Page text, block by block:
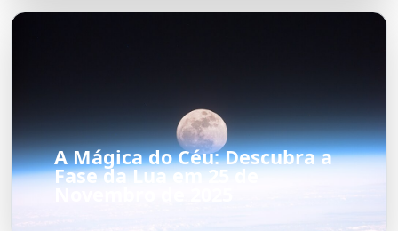
A Mágica do Céu: Descubra a
Fase da Lua em 25 de